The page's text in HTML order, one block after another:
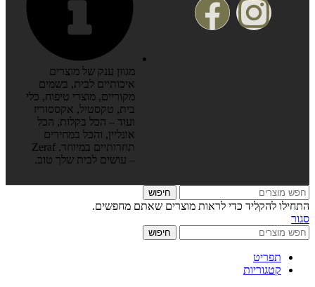
מגוון ענק של מוצרים
איכותיים לבית, בשמים
מקוריים, מוצרי טיפוח, כלי
בית, טקסטיל, אקססוריז
ועוד – הכל בקלות, הכל
אונליין, והכל במחירים
תחרותיים במיוחד. Zeraf
– עושים לבית שלך טוב.
חיפוש
התחילו להקליד כדי לראות מוצרים שאתם מחפשים.
סגור
חיפוש
תפריט
קטגוריות